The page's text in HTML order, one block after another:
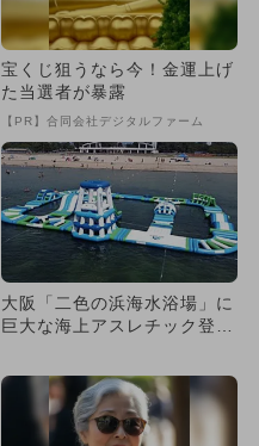
宝くじ狙うなら今！金運上げ
た当選者が暴露
【PR】合同会社デジタルファーム
大阪「二色の浜海水浴場」に
巨大な海上アスレチック登